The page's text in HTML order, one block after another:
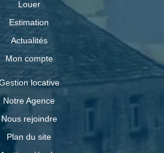
Louer
Estimation
Actualités
Mon compte
locative
Notre Agence
Nous rejoindre
Plan du site